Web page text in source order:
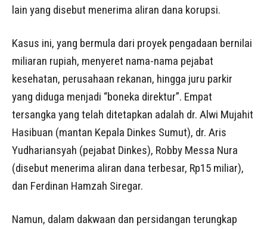
lain yang disebut menerima aliran dana korupsi.
Kasus ini, yang bermula dari proyek pengadaan bernilai
miliaran rupiah, menyeret nama-nama pejabat
kesehatan, perusahaan rekanan, hingga juru parkir
yang diduga menjadi “boneka direktur”. Empat
tersangka yang telah ditetapkan adalah dr. Alwi Mujahit
Hasibuan (mantan Kepala Dinkes Sumut), dr. Aris
Yudhariansyah (pejabat Dinkes), Robby Messa Nura
(disebut menerima aliran dana terbesar, Rp15 miliar),
dan Ferdinan Hamzah Siregar.
Namun, dalam dakwaan dan persidangan terungkap